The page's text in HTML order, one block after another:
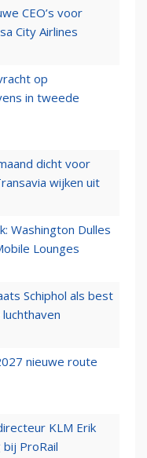
CEO’s voor
City Airlines
op
in tweede
dicht voor
wijken uit
Washington Dulles
Lounges
Schiphol als best
nieuwe route
KLM Erik
bij ProRail